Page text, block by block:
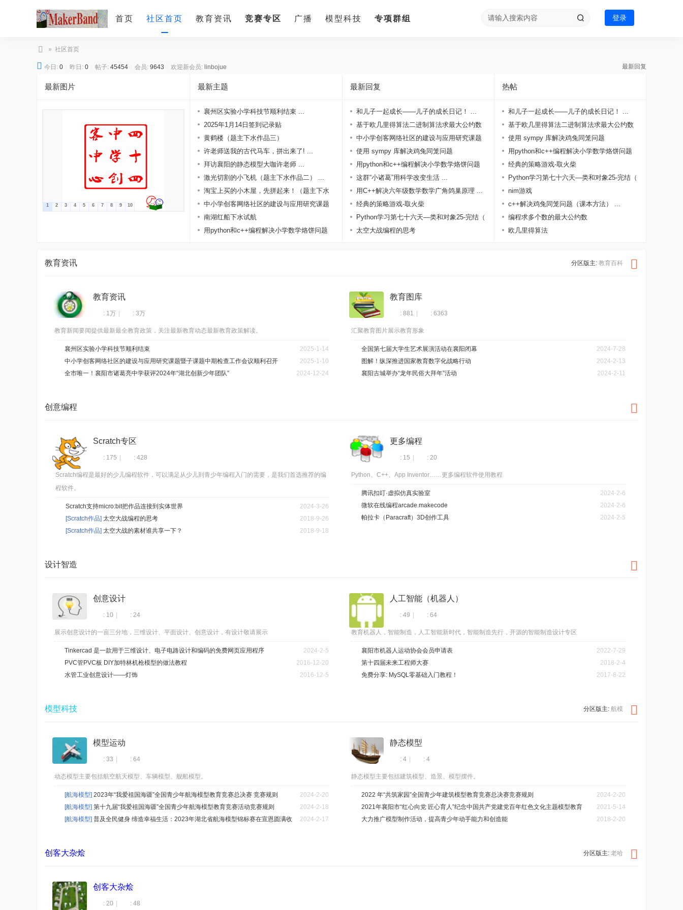
首页 社区首页 教育资讯 竞赛专区 广播 模型科技 专项群组 登录
创
意
» 社区首页
今日: 0 昨日: 0 帖子: 45454 会员: 9643 欢迎新会员: linbojue 最新回复
最新图片
1 2 3 4 5 6 7 8 9 10
最新主题
襄州区实验小学科技节顺利结束 ...
2025年1月14日签到记录贴
黄鹤楼（题主下水作品三）
许老师送我的古代马车，拼出来了! ...
拜访襄阳的静态模型大咖许老师 ...
激光切割的小飞机（题主下水作品二） ...
淘宝上买的小木屋，先拼起来！（题主下水
作 ...
中小学创客网络社区的建设与应用研究课题
暨 ...
南湖红船下水试航
用python和c++编程解决小学数学烙饼问题
最新回复
和儿子一起成长——儿子的成长日记！ ...
基于欧几里得算法二进制算法求最大公约数
... 中小学创客网络社区的建设与应用研究课题
暨 ...
使用 sympy 库解决鸡兔同笼问题
用python和c++编程解决小学数学烙饼问题
... 这群“小诸葛”用科学改变生活 ...
用C++解决六年级数学数学广角鸽巢原理 ...
经典的策略游戏-取火柴
Python学习第七十六天—类和对象25-完结（
... 太空大战编程的思考
热帖
和儿子一起成长——儿子的成长日记！ ...
基于欧几里得算法二进制算法求最大公约数
... 使用 sympy 库解决鸡兔同笼问题
用python和c++编程解决小学数学烙饼问题
... 经典的策略游戏-取火柴
Python学习第七十六天—类和对象25-完结（
... nim游戏
c++解决鸡兔同笼问题（课本方法） ...
编程求多个数的最大公约数
欧几里得算法
分区版主: 教育百科
教育资讯
教育资讯
: 1万 : 3万
教育新闻要闻提供最新最全教育政策，关注最新教育动态最新教育政策解读。
2025-1-14
襄州区实验小学科技节顺利结束
2025-1-10
中小学创客网络社区的建设与应用研究课题暨子课题中期检查工作会议顺利召开
2024-12-24
全市唯一！襄阳市诸葛亮中学获评2024年“湖北创新少年团队”
教育图库
: 881 : 6363
汇聚教育图片展示教育形象
2024-7-28
全国第七届大学生艺术展演活动在襄阳闭幕
2024-2-13
图解！纵深推进国家教育数字化战略行动
2024-2-11
襄阳古城举办“龙年民俗大拜年”活动
创意编程
Scratch专区
: 175 : 428
Scratch编程是最好的少儿编程软件，可以满足从少儿到青少年编程入门的需要，是我们首选推荐的编
程软件。
2024-3-26
Scratch支持micro:bit把作品连接到实体世界
2018-9-26
[Scratch作品] 太空大战编程的思考
2018-9-18
[Scratch作品] 太空大战的素材谁共享一下？
更多编程
: 15 : 20
Python、C++、App Inventor……更多编程软件使用教程
2024-2-6
腾讯扣叮·虚拟仿真实验室
2024-2-6
微软在线编程arcade.makecode
2024-2-5
帕拉卡（Paracraft）3D创作工具
设计智造
创意设计
: 10 : 24
展示创意设计的一亩三分地，三维设计、平面设计、创意设计，有设计敬请展示
2024-2-5
Tinkercad 是一款用于三维设计、电子电路设计和编码的免费网页应用程序
2016-12-20
PVC管PVC板 DIY加特林机枪模型的做法教程
2016-12-5
水管工业创意设计——灯饰
人工智能（机器人）
: 49 : 64
教育机器人，智能制造，人工智能新时代，智能制造先行，开源的智能制造设计专区
2022-7-29
襄阳市机器人运动协会会员申请表
2018-2-4
第十四届未来工程师大赛
2017-8-22
免费分享: MySQL零基础入门教程！
分区版主: 航模
模型科技
模型运动
: 33 : 64
动态模型主要包括航空航天模型、车辆模型、舰船模型。
2024-2-20
[航海模型] 2023年“我爱祖国海疆”全国青少年航海模型教育竞赛总决赛 竞赛规则
2024-2-18
[航海模型] 第十九届“我爱祖国海疆”全国青少年航海模型教育竞赛活动竞赛规则
2024-2-17
[航海模型] 普及全民健身 缔造幸福生活：2023年湖北省航海模型锦标赛在宣恩圆满收
静态模型
: 4 : 4
静态模型主要包括建筑模型、造景、模型摆件。
2024-2-20
2022 年“共筑家园”全国青少年建筑模型教育竞赛总决赛竞赛规则
2021-5-14
2021年襄阳市“红心向党 匠心育人”纪念中国共产党建党百年红色文化主题模型教育
竞...
2018-2-20
大力推广模型制作活动，提高青少年动手能力和创造能
分区版主: 老哈
创客大杂烩
创客大杂烩
: 20 : 48